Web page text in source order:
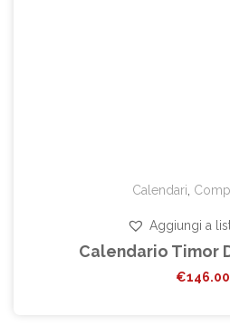
Calendari,
Aggiungi a
Calendario Timor
€146.00